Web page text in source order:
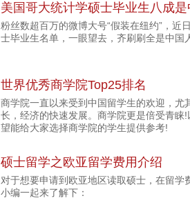
美国哥大统计学硕士毕业生八成
粉丝数超百万的微博大号“假装在纽约”，近
士毕业生名单，一眼望去，齐刷刷全是中国
世界优秀商学院Top25排名
商学院一直以来受到中国留学生的欢迎，
长，经济的快速发展。商学院更是倍受青
望能给大家选择商学院的学生提供参考!
硕士留学之欧亚留学费用介绍
对于想要申请到欧亚地区读取硕士，在留
小编一起来了解下：